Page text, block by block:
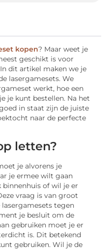
kopen? Maar weet je
geschikt is voor
dit artikel maken we je
lasergamesets. We
werkt, hoe een
je kunt bestellen. Na het
in staat zijn de juiste
naar de perfecte
letten?
je alvorens je
je ermee wilt gaan
binnenhuis of wil je er
vraag is van groot
tegen
je besluit om de
gebruiken moet je er
is. Dit betekend
gebruiken. Wil je de